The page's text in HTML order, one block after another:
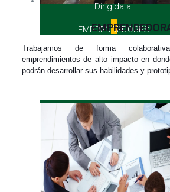
Dirigida a:
EMPRENDEDORES
Trabajamos de forma
emprendimientos de alto impacto en
podrán desarrollar sus habilidades y